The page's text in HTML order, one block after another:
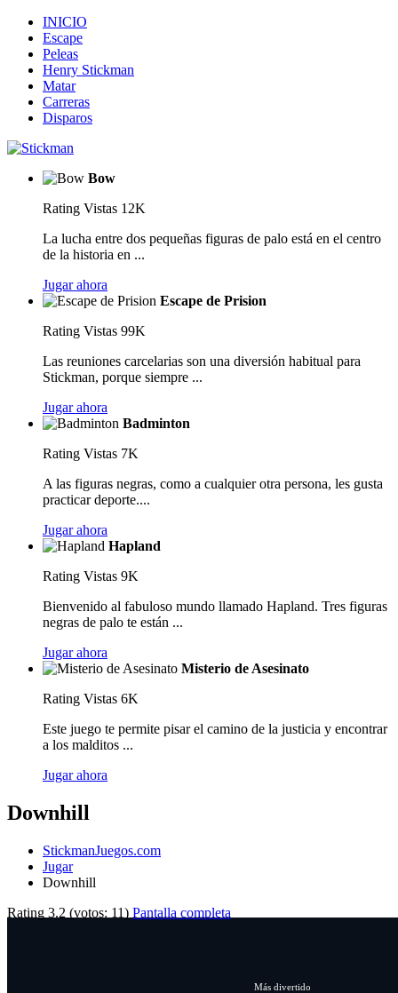
INICIO
Escape
Peleas
Henry Stickman
Matar
Carreras
Disparos
Bow
Rating Vistas 12K
La lucha entre dos pequeñas figuras de palo está en el centro
de la historia en ...
Jugar ahora
Escape de Prision
Rating Vistas 99K
Las reuniones carcelarias son una diversión habitual para
Stickman, porque siempre ...
Jugar ahora
Badminton
Rating Vistas 7K
A las figuras negras, como a cualquier otra persona, les gusta
practicar deporte....
Jugar ahora
Hapland
Rating Vistas 9K
Bienvenido al fabuloso mundo llamado Hapland. Tres figuras
negras de palo te están ...
Jugar ahora
Misterio de Asesinato
Rating Vistas 6K
Este juego te permite pisar el camino de la justicia y encontrar
a los malditos ...
Jugar ahora
Downhill
StickmanJuegos.com
Jugar
Downhill
Rating 3.2 (votos: 11) Pantalla completa
Más divertido